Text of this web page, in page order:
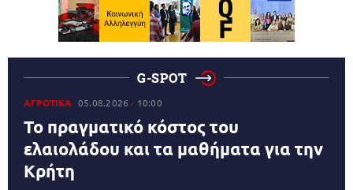
G-SPOT
ΑΓΡΟΤΙΚΑ 05.08.2026 10:00
Το πραγματικό κόστος του
ελαιολάδου και τα μαθήματα για την
Κρήτη